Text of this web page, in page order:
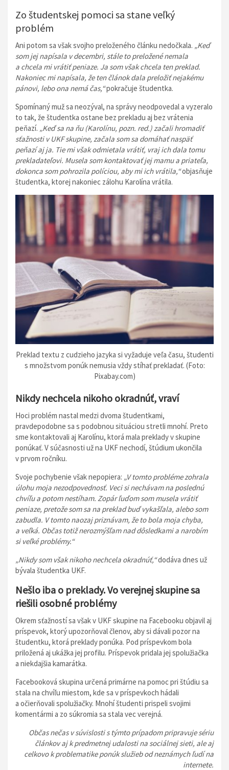
Zo študentskej pomoci sa stane veľký
problém
Ani potom sa však svojho preloženého článku nedočkala. „Keď
som jej napísala v decembri, stále to preložené nemala
a chcela mi vrátiť peniaze. Ja som však chcela ten preklad.
Nakoniec mi napísala, že ten článok dala preložiť nejakému
pánovi, lebo ona nemá čas,“pokračuje študentka.
Spomínaný muž sa neozýval, na správy neodpovedal a vyzeralo
to tak, že študentka ostane bez prekladu aj bez vrátenia
peňazí. „Keď sa na ňu (Karolínu, pozn. red.) začali hromadiť
sťažnosti v UKF skupine, začala som sa domáhať naspäť
peňazí aj ja. Tie mi však odmietala vrátiť, vraj ich dala tomu
prekladateľovi. Musela som kontaktovať jej mamu a priateľa,
dokonca som pohrozila políciou, aby mi ich vrátila,“objasňuje
študentka, ktorej nakoniec zálohu Karolína vrátila.
Preklad textu z cudzieho jazyka si vyžaduje veľa času, študenti
s množstvom ponúk nemusia vždy stíhať prekladať. (Foto:
Pixabay.com)
Nikdy nechcela nikoho okradnúť, vraví
Hoci problém nastal medzi dvoma študentkami,
pravdepodobne sa s podobnou situáciou stretli mnohí. Preto
sme kontaktovali aj Karolínu, ktorá mala preklady v skupine
ponúkať. V súčasnosti už na UKF nechodí, štúdium ukončila
v prvom ročníku.
Svoje pochybenie však nepopiera: „V tomto probléme zohrala
úlohu moja nezodpovednosť. Veci si nechávam na poslednú
chvíľu a potom nestíham. Zopár ľuďom som musela vrátiť
peniaze, pretože som sa na preklad buď vykašľala, alebo som
zabudla. V tomto naozaj priznávam, že to bola moja chyba,
a veľká. Občas totiž nerozmýšľam nad dôsledkami a narobím
si veľké problémy.“
„Nikdy som však nikoho nechcela okradnúť,“dodáva dnes už
bývala študentka UKF.
Nešlo iba o preklady. Vo verejnej skupine sa
riešili osobné problémy
Okrem sťažností sa však v UKF skupine na Facebooku objavil aj
príspevok, ktorý upozorňoval členov, aby si dávali pozor na
študentku, ktorá preklady ponúka. Pod príspevkom bola
priložená aj ukážka jej profilu. Príspevok pridala jej spolužiačka
a niekdajšia kamarátka.
Facebooková skupina určená primárne na pomoc pri štúdiu sa
stala na chvíľu miestom, kde sa v príspevkoch hádali
a očierňovali spolužiačky. Mnohí študenti prispeli svojimi
komentármi a zo súkromia sa stala vec verejná.
Občas nečas v súvislosti s týmto prípadom pripravuje sériu
článkov aj k predmetnej udalosti na sociálnej sieti, ale aj
celkovo k problematike ponúk služieb od neznámych ľudí na
internete.